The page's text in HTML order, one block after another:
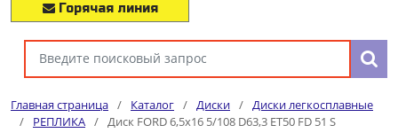
Горячая линия
Главная страница / Каталог / Диски / Диски легкосплавные
/
РЕПЛИКА / Диск FORD 6,5x16 5/108 D63,3 ET50 FD 51 S